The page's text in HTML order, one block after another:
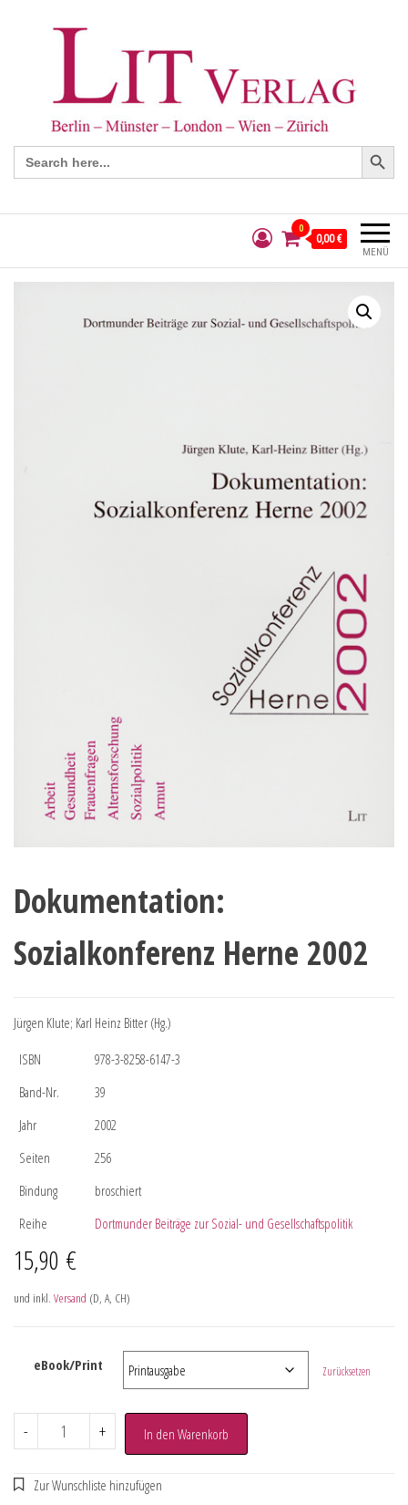
Search
for:
Search Button
MENÜ
0
0,00 €
Dokumentation:
Sozialkonferenz Herne 2002
Jürgen Klute; Karl Heinz Bitter (Hg.)
ISBN
978-3-8258-6147-3
Band-Nr.
39
Jahr
2002
Seiten
256
Bindung
broschiert
Reihe
Dortmunder Beiträge zur Sozial- und Gesellschaftspolitik
15,90 €
und inkl. Versand (D, A, CH)
eBook/Print Zurücksetzen
- + In den Warenkorb